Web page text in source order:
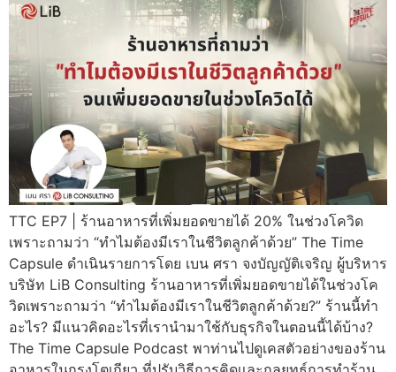
TTC EP7 | ร้านอาหารที่เพิ่มยอดขายได้ 20% ในช่วงโควิด
เพราะถามว่า “ทำไมต้องมีเราในชีวิตลูกค้าด้วย” The Time
Capsule ดำเนินรายการโดย เบน ศรา จงบัญญัติเจริญ ผู้บริหาร
บริษัท LiB Consulting ร้านอาหารที่เพิ่มยอดขายได้ในช่วงโค
วิดเพราะถามว่า “ทำไมต้องมีเราในชีวิตลูกค้าด้วย?” ร้านนี้ทำ
อะไร? มีแนวคิดอะไรที่เรานำมาใช้กับธุรกิจในตอนนี้ได้บ้าง?
The Time Capsule Podcast พาท่านไปดูเคสตัวอย่างของร้าน